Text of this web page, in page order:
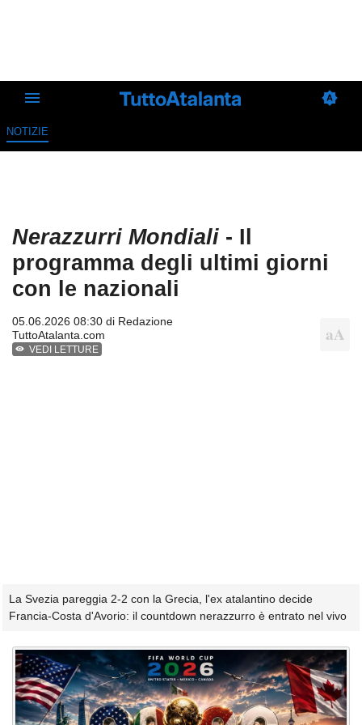
NOTIZIE
Nerazzurri Mondiali - Il
programma degli ultimi giorni
con le nazionali
05.06.2026 08:30 di Redazione
TuttoAtalanta.com
VEDI LETTURE
La Svezia pareggia 2-2 con la Grecia, l'ex atalantino decide
Francia-Costa d'Avorio: il countdown nerazzurro è entrato nel vivo